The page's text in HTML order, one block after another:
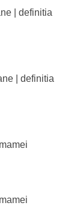
| definitia
| definitia